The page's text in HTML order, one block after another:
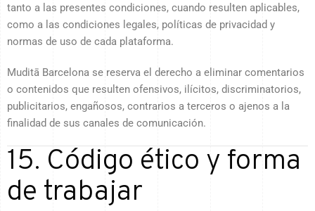
tanto a las presentes condiciones, cuando resulten aplicables,
como a las condiciones legales, políticas de privacidad y
normas de uso de cada plataforma.
Muditā Barcelona se reserva el derecho a eliminar comentarios
o contenidos que resulten ofensivos, ilícitos, discriminatorios,
publicitarios, engañosos, contrarios a terceros o ajenos a la
finalidad de sus canales de comunicación.
15. Código ético y forma
de trabajar